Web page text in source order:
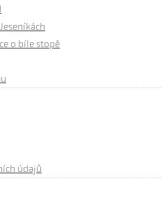
o bíle stopě
údajů